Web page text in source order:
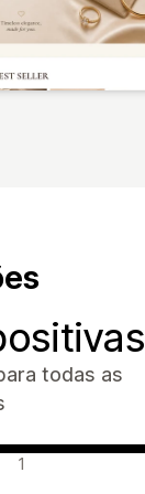
todas as
1